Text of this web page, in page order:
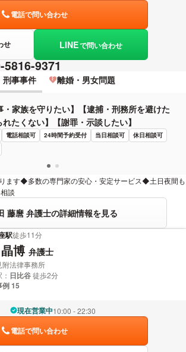
電話で問い合わせ
せ LINEで問い合わせ
5816-9371
刑事事件 離婚・男女問題
家族を守りたい】【逮捕・刑務所を避けた
たくない】【謝罪・示談したい】
電話相談可 24時間予約受付 当日相談可
休日相談可
ます◆多数の専門家の安心・安定サービス◆土日夜間も
談
藤麿 弁護士の詳細情報を見る
駅徒歩11分
博 弁護士
附法律事務所
日比谷徒歩2分
例 15
現在営業中10:00 - 22:30
電話で問い合わせ